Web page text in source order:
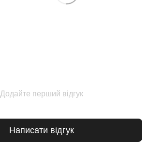
Додайте перший відгук
Написати відгук